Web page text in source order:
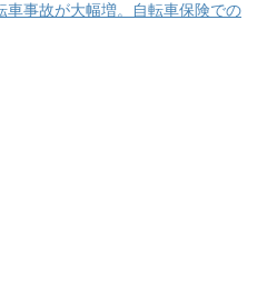
車事故が大幅増。自転車保険での